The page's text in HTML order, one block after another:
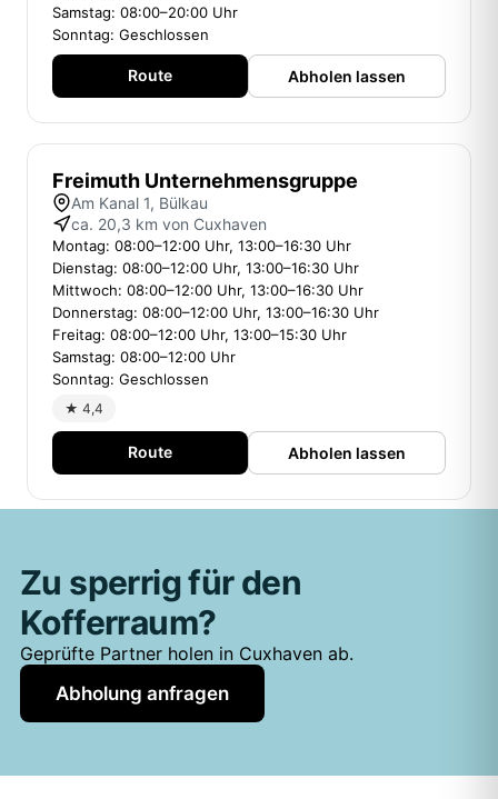
Samstag: 08:00–20:00 Uhr
Sonntag: Geschlossen
Route Abholen lassen
Freimuth Unternehmensgruppe
Am Kanal 1, Bülkau
ca. 20,3 km von Cuxhaven
Montag: 08:00–12:00 Uhr, 13:00–16:30 Uhr
Dienstag: 08:00–12:00 Uhr, 13:00–16:30 Uhr
Mittwoch: 08:00–12:00 Uhr, 13:00–16:30 Uhr
Donnerstag: 08:00–12:00 Uhr, 13:00–16:30 Uhr
Freitag: 08:00–12:00 Uhr, 13:00–15:30 Uhr
Samstag: 08:00–12:00 Uhr
Sonntag: Geschlossen
★ 4,4
Route Abholen lassen
Zu sperrig für den
Kofferraum?
Geprüfte Partner holen in Cuxhaven ab.
Abholung anfragen